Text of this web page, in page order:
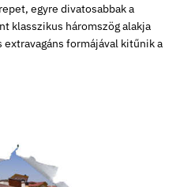
egyre divatosabbak a
klasszikus háromszög alakja
formájával kitűnik a